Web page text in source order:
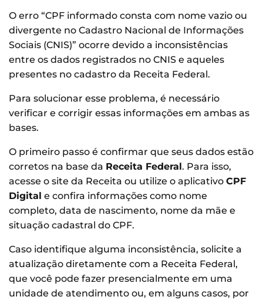
O erro “CPF informado consta com nome vazio ou
divergente no Cadastro Nacional de Informações
Sociais (CNIS)” ocorre devido a inconsistências
entre os dados registrados no CNIS e aqueles
presentes no cadastro da Receita Federal.
Para solucionar esse problema, é necessário
verificar e corrigir essas informações em ambas as
bases.
O primeiro passo é confirmar que seus dados estão
corretos na base da Receita Federal. Para isso,
acesse o site da Receita ou utilize o aplicativo CPF
Digital e confira informações como nome
completo, data de nascimento, nome da mãe e
situação cadastral do CPF.
Caso identifique alguma inconsistência, solicite a
atualização diretamente com a Receita Federal,
que você pode fazer presencialmente em uma
unidade de atendimento ou, em alguns casos, por